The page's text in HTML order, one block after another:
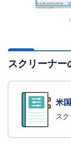
スクリーナー
米
ス